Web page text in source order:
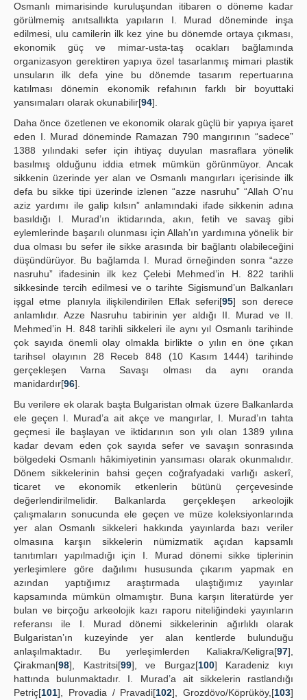
Osmanlı mimarisinde kuruluşundan itibaren o döneme kadar
görülmemiş anıtsallıkta yapıların I. Murad döneminde inşa
edilmesi, ulu camilerin ilk kez yine bu dönemde ortaya çıkması,
ekonomik güç ve mimar-usta-taş ocakları bağlamında
organizasyon gerektiren yapıya özel tasarlanmış mimari plastik
unsuların ilk defa yine bu dönemde tasarım repertuarına
katılması dönemin ekonomik refahının farklı bir boyuttaki
yansımaları olarak okunabilir[94].
Daha önce özetlenen ve ekonomik olarak güçlü bir yapıya işaret
eden I. Murad döneminde Ramazan 790 mangırının “sadece”
1388 yılındaki sefer için ihtiyaç duyulan masraflara yönelik
basılmış olduğunu iddia etmek mümkün görünmüyor. Ancak
sikkenin üzerinde yer alan ve Osmanlı mangırları içerisinde ilk
defa bu sikke tipi üzerinde izlenen “azze nasruhu” “Allah O’nu
aziz yardımı ile galip kılsın” anlamındaki ifade sikkenin adına
basıldığı I. Murad’ın iktidarında, akın, fetih ve savaş gibi
eylemlerinde başarılı olunması için Allah’ın yardımına yönelik bir
dua olması bu sefer ile sikke arasında bir bağlantı olabileceğini
düşündürüyor. Bu bağlamda I. Murad örneğinden sonra “azze
nasruhu” ifadesinin ilk kez Çelebi Mehmed’in H. 822 tarihli
sikkesinde tercih edilmesi ve o tarihte Sigismund’un Balkanları
işgal etme planıyla ilişkilendirilen Eflak seferi[95] son derece
anlamlıdır. Azze Nasruhu tabirinin yer aldığı II. Murad ve II.
Mehmed’in H. 848 tarihli sikkeleri ile aynı yıl Osmanlı tarihinde
çok sayıda önemli olay olmakla birlikte o yılın en öne çıkan
tarihsel olayının 28 Receb 848 (10 Kasım 1444) tarihinde
gerçekleşen Varna Savaşı olması da aynı oranda
manidardır[96].
Bu verilere ek olarak başta Bulgaristan olmak üzere Balkanlarda
ele geçen I. Murad’a ait akçe ve mangırlar, I. Murad’ın tahta
geçmesi ile başlayan ve iktidarının son yılı olan 1389 yılına
kadar devam eden çok sayıda sefer ve savaşın sonrasında
bölgedeki Osmanlı hâkimiyetinin yansıması olarak okunmalıdır.
Dönem sikkelerinin bahsi geçen coğrafyadaki varlığı askerî,
ticaret ve ekonomik etkenlerin bütünü çerçevesinde
değerlendirilmelidir. Balkanlarda gerçekleşen arkeolojik
çalışmaların sonucunda ele geçen ve müze koleksiyonlarında
yer alan Osmanlı sikkeleri hakkında yayınlarda bazı veriler
olmasına karşın sikkelerin nümizmatik açıdan kapsamlı
tanıtımları yapılmadığı için I. Murad dönemi sikke tiplerinin
yerleşimlere göre dağılımı hususunda çıkarım yapmak en
azından yaptığımız araştırmada ulaştığımız yayınlar
kapsamında mümkün olmamıştır. Buna karşın literatürde yer
bulan ve birçoğu arkeolojik kazı raporu niteliğindeki yayınların
referansı ile I. Murad dönemi sikkelerinin ağırlıklı olarak
Bulgaristan’ın kuzeyinde yer alan kentlerde bulunduğu
anlaşılmaktadır. Bu yerleşimlerden Kaliakra/Keligra[97],
Çirakman[98], Kastritsi[99], ve Burgaz[100] Karadeniz kıyı
hattında bulunmaktadır. I. Murad’a ait sikkelerin rastlandığı
Petriç[101], Provadia / Pravadi[102], Grozdövo/Köprüköy,[103]